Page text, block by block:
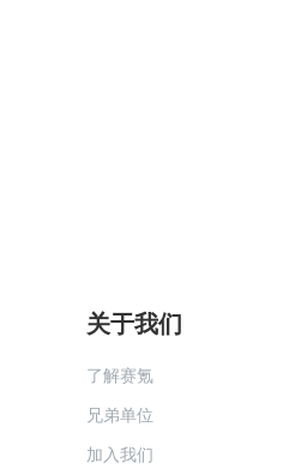
关于我们
了解赛氪
兄弟单位
加入我们